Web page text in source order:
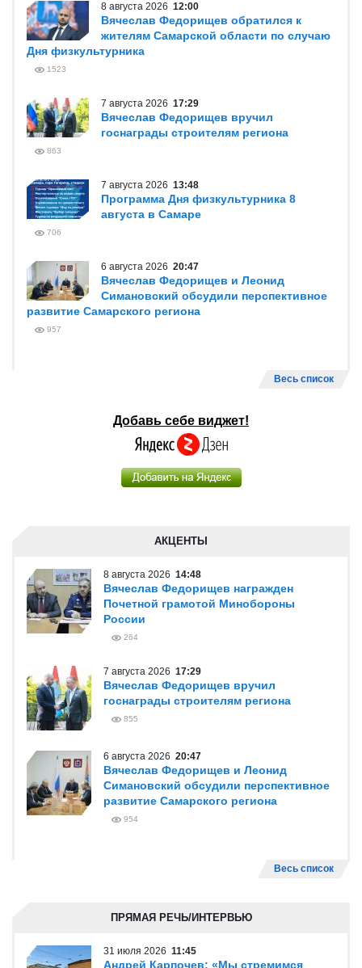
8 августа 2026 12:00
Вячеслав Федорищев обратился к
жителям Самарской области по случаю
Дня физкультурника
1523
7 августа 2026 17:29
Вячеслав Федорищев вручил
госнаграды строителям региона
863
7 августа 2026 13:48
Программа Дня физкультурника 8
августа в Самаре
706
6 августа 2026 20:47
Вячеслав Федорищев и Леонид
Симановский обсудили перспективное
развитие Самарского региона
957
Весь список
Добавь себе виджет!
АКЦЕНТЫ
8 августа 2026 14:48
Вячеслав Федорищев награжден
Почетной грамотой Минобороны
России
264
7 августа 2026 17:29
Вячеслав Федорищев вручил
госнаграды строителям региона
855
6 августа 2026 20:47
Вячеслав Федорищев и Леонид
Симановский обсудили перспективное
развитие Самарского региона
954
Весь список
ПРЯМАЯ РЕЧЬ/ИНТЕРВЬЮ
31 июля 2026 11:45
Андрей Карпочев: «Мы стремимся